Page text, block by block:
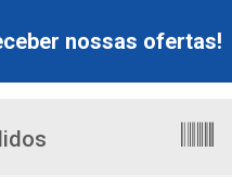
nossas ofertas!